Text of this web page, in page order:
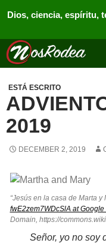
Dios, ciencia, espíritu,
Nos Rodea
Search
ESTÁ ESCRITO
2019
DECEMBER 2, 2019
“Jesús en la casa de Marta y
fwE2zem7WDcSlA at
Domain, https://
Señor, yo no soy